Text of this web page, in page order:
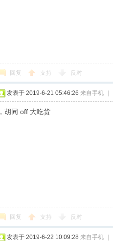
回复 支持 反对
发表于 2019-6-21 05:46:26 来自手机
，胡同 off 大吃货
回复 支持 反对
发表于 2019-6-22 10:09:28 来自手机